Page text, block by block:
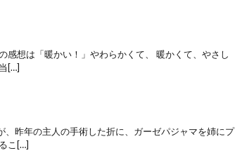
想は「暖かい！」やわらかくて、 暖かくて、やさし
[…]
昨年の主人の手術した折に、ガーゼパジャマを姉にプ
こ[…]